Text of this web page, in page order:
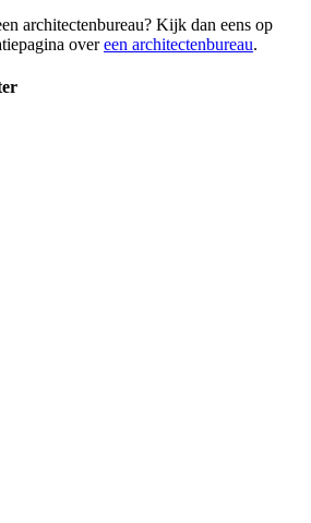
architectenbureau? Kijk dan eens op
overeen architectenbureau.